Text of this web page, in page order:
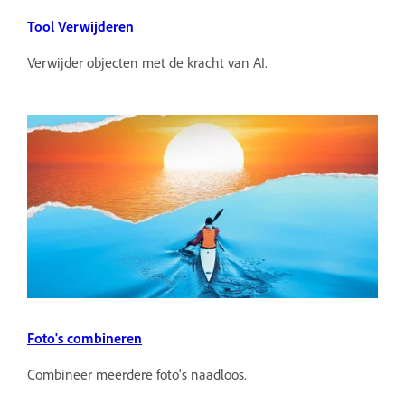
Tool Verwijderen
Verwijder objecten met de kracht van AI.
Foto's combineren
Combineer meerdere foto's naadloos.